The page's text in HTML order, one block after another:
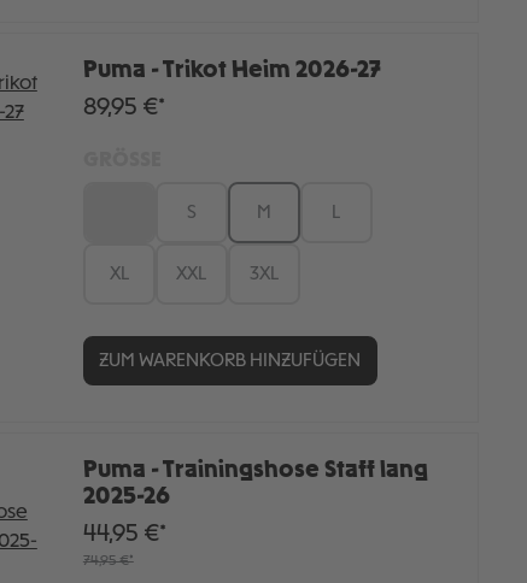
Puma - Trikot Heim 2026-27
89,95 €*
S M
XL XXL 3XL
ZUM WARENKORB HINZUFÜGEN
Puma - Trainingshose Staff lang
2025-26
44,95 €*
74,95 €*